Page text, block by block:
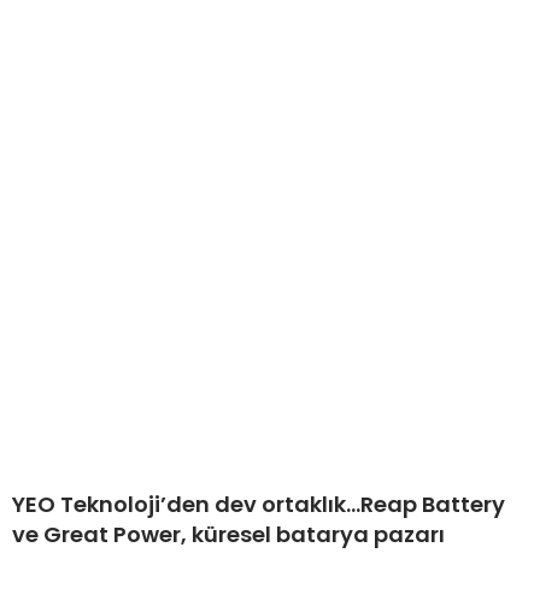
YEO Teknoloji’den dev ortaklık…Reap Battery
ve Great Power, küresel batarya pazarı